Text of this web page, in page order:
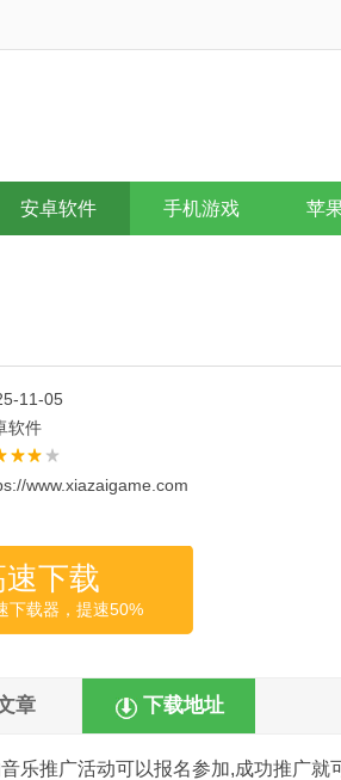
安卓软件 手机游戏 苹
11-05
软件
www.xiazaigame.com
速下载
下载器，提速50%
章 下载地址
乐推广活动可以报名参加,成功推广就